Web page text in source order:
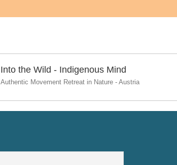
Into the Wild - Indigenous Mind
Authentic Movement Retreat in Nature - Austria